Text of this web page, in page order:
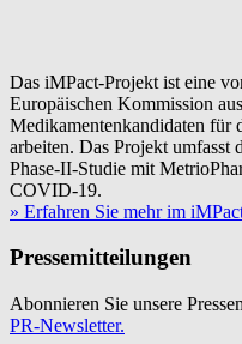
Das iMPact-Projekt ist eine
Europäischen Kommission
Medikamentenkandidaten
arbeiten. Das Projekt
Phase-II-Studie mit
COVID-19.
» Erfahren Sie mehr im
Pressemitteilungen
Abonnieren Sie unsere
PR-Newsletter.